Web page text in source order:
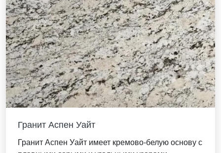
Гранит Аспен Уайт
Гранит Аспен Уайт имеет кремово-белую основу с